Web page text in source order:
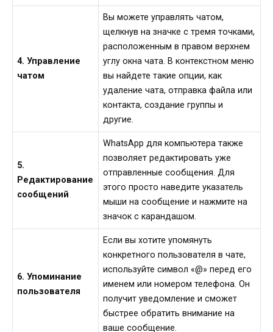
4. Управление
чатом
Вы можете управлять чатом,
щелкнув на значке с тремя точками,
расположенным в правом верхнем
углу окна чата. В контекстном меню
вы найдете такие опции, как
удаление чата, отправка файла или
контакта, создание группы и
другие.
5.
Редактирование
сообщений
WhatsApp для компьютера также
позволяет редактировать уже
отправленные сообщения. Для
этого просто наведите указатель
мыши на сообщение и нажмите на
значок с карандашом.
6. Упоминание
пользователя
Если вы хотите упомянуть
конкретного пользователя в чате,
используйте символ «@» перед его
именем или номером телефона. Он
получит уведомление и сможет
быстрее обратить внимание на
ваше сообщение.